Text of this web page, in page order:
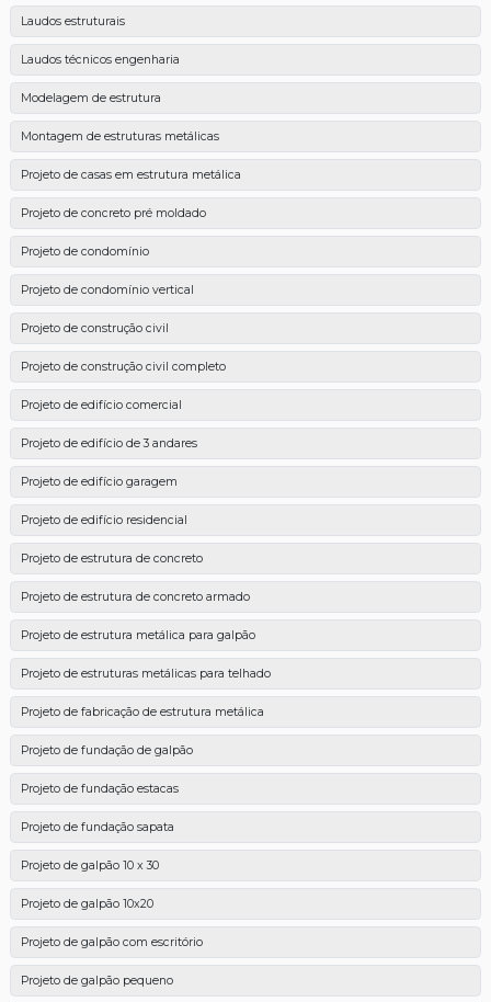
Laudos estruturais
Laudos técnicos engenharia
Modelagem de estrutura
Montagem de estruturas metálicas
Projeto de casas em estrutura metálica
Projeto de concreto pré moldado
Projeto de condomínio
Projeto de condomínio vertical
Projeto de construção civil
Projeto de construção civil completo
Projeto de edifício comercial
Projeto de edifício de 3 andares
Projeto de edifício garagem
Projeto de edifício residencial
Projeto de estrutura de concreto
Projeto de estrutura de concreto armado
Projeto de estrutura metálica para galpão
Projeto de estruturas metálicas para telhado
Projeto de fabricação de estrutura metálica
Projeto de fundação de galpão
Projeto de fundação estacas
Projeto de fundação sapata
Projeto de galpão 10 x 30
Projeto de galpão 10x20
Projeto de galpão com escritório
Projeto de galpão pequeno